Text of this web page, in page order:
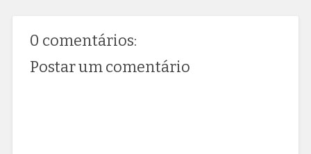
0 comentários:
Postar um comentário